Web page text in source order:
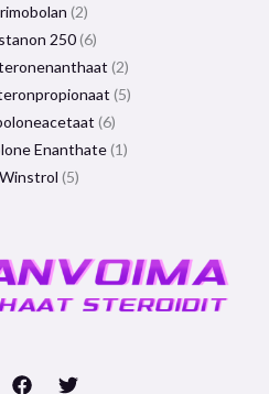
2
250 6
2
5
6
Enanthate 1
Winstrol 5